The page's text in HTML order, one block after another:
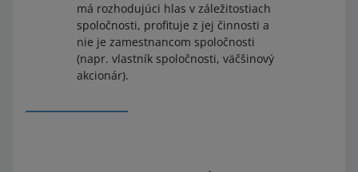
má rozhodujúci hlas v záležitostiach
spoločnosti, profituje z jej činnosti a
nie je zamestnancom spoločnosti
(napr. vlastník spoločnosti, väčšinový
akcionár).